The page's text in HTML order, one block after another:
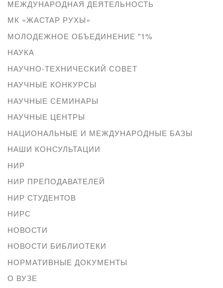
МЕЖДУНАРОДНАЯ ДЕЯТЕЛЬНОСТЬ
МК «ЖАСТАР РУХЫ»
МОЛОДЕЖНОЕ ОБЪЕДИНЕНИЕ "1%
НАУКА
НАУЧНО-ТЕХНИЧЕСКИЙ СОВЕТ
НАУЧНЫЕ КОНКУРСЫ
НАУЧНЫЕ СЕМИНАРЫ
НАУЧНЫЕ ЦЕНТРЫ
НАЦИОНАЛЬНЫЕ И МЕЖДУНАРОДНЫЕ БАЗЫ
НАШИ КОНСУЛЬТАЦИИ
НИР
НИР ПРЕПОДАВАТЕЛЕЙ
НИР СТУДЕНТОВ
НИРС
НОВОСТИ
НОВОСТИ БИБЛИОТЕКИ
НОРМАТИВНЫЕ ДОКУМЕНТЫ
О ВУЗЕ